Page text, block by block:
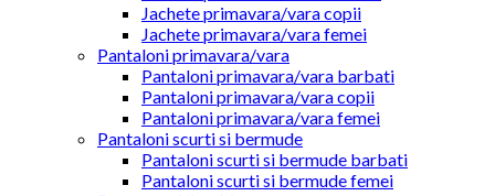
Jachete primavara/vara copii
Jachete primavara/vara femei
Pantaloni primavara/vara
Pantaloni primavara/vara barbati
Pantaloni primavara/vara copii
Pantaloni primavara/vara femei
Pantaloni scurti si bermude
Pantaloni scurti si bermude barbati
Pantaloni scurti si bermude femei